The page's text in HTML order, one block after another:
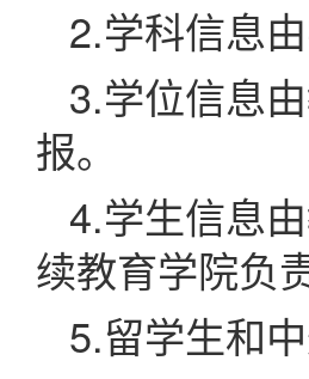
2.学科信息
3.学位信息
报。
4.学生信息
续教育学院负
5.留学生和